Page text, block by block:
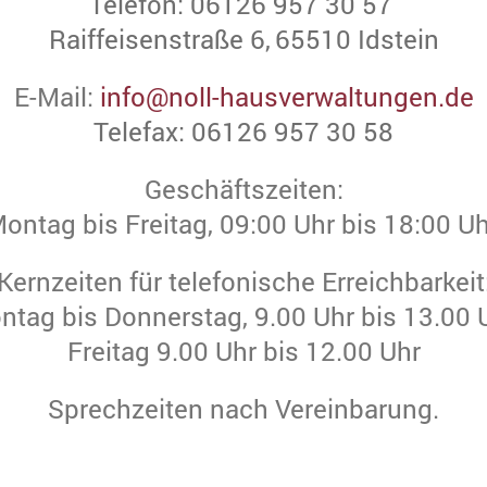
Raiffeisenstraße 6,65510 Idstein
E-Mail: info@noll-hausverwaltungen.de
Telefax: 06126 957 30 58
Geschäftszeiten:
bis Freitag, 09:00 Uhr bis 18:00
für telefonische
bis Donnerstag, 9.00 Uhr bis 13.00
Freitag 9.00 Uhr bis 12.00 Uhr
Sprechzeiten nach Vereinbarung.